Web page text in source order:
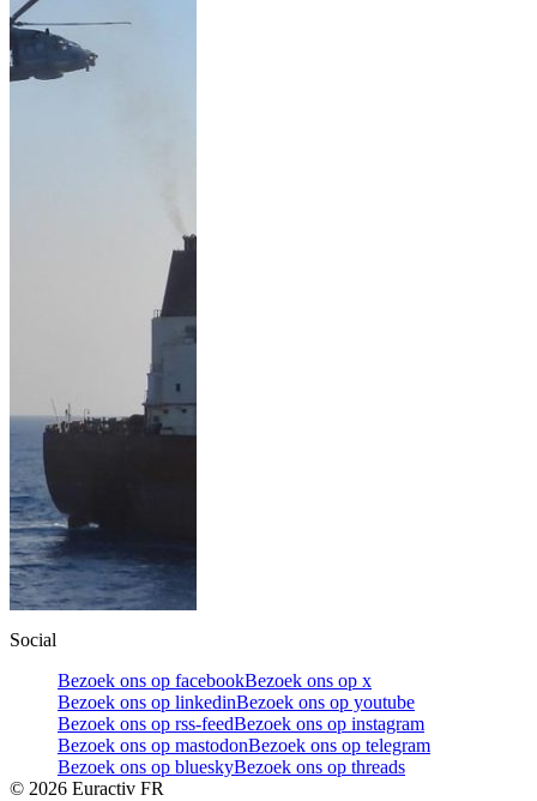
Social
Bezoek ons op facebookBezoek ons op x
Bezoek ons op linkedinBezoek ons op youtube
Bezoek ons op rss-feedBezoek ons op instagram
Bezoek ons op mastodonBezoek ons op telegram
Bezoek ons op blueskyBezoek ons op threads
© 2026 Euractiv FR